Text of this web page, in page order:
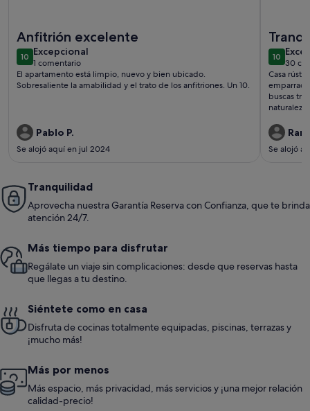
Anfitrión excelente
1010 de 10
Excepcional
excepcional
1 comentario
(1 comentario)
El apartamento está limpio, nuevo y bien ubicado.
Sobresaliente la amabilidad y el trato de los anfitriones. Un 10.
Pablo P.
Se alojó aquí en jul 2024
1010 de 10
30
(30
Casa
buscas
en la
días).
empinada
Se alojó
Tranquilidad
Aprovecha nuestra Garantía Reserva con Confianza, que te brinda
atención 24/7.
Más tiempo para disfrutar
Regálate un viaje sin complicaciones: desde que reservas hasta
que llegas a tu destino.
Siéntete como en casa
Disfruta de cocinas totalmente equipadas, piscinas, terrazas y
¡mucho más!
Más por menos
Más espacio, más privacidad, más servicios y ¡una mejor relación
calidad-precio!